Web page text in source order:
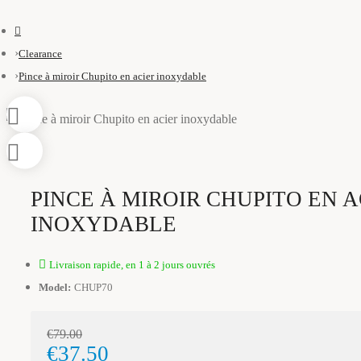
Clearance
Pince à miroir Chupito en acier inoxydable
PINCE À MIROIR CHUPITO EN
INOXYDABLE
Livraison rapide, en 1 à 2 jours ouvrés
Model: CHUP70
€79.00
€37.50